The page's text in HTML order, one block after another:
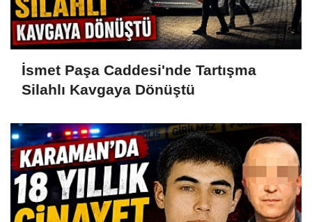
İsmet Paşa Caddesi'nde Tartışma
Silahlı Kavgaya Dönüştü